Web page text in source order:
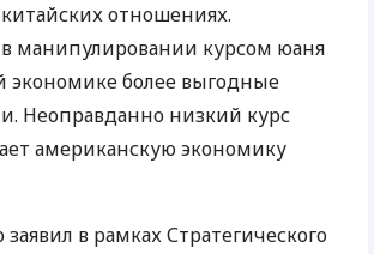
отношениях.
манипулировании курсом юаня
экономике более выгодные
Неоправданно низкий курс
американскую экономику
в рамках Стратегического